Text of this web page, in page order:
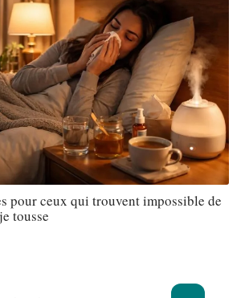
pour ceux qui trouvent impossible de
tousse